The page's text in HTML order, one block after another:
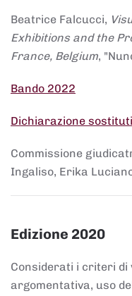
Beatrice Falcucci,
Exhibitions and the
France, Belgium,
Bando 2022
Dichiarazione
Commissione
Ingaliso, Erika
Edizione 2020
Considerati i criteri
argomentativa, uso